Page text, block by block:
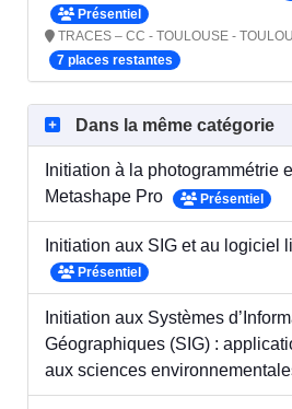
Présentiel
TRACES – CC - TOULOUSE -
7 places restantes
Dans la même catégorie
Initiation à la photogrammétrie
Metashape Pro
Présentiel
Initiation aux SIG et au logiciel
Présentiel
Initiation aux Systèmes
Géographiques (SIG) :
aux sciences